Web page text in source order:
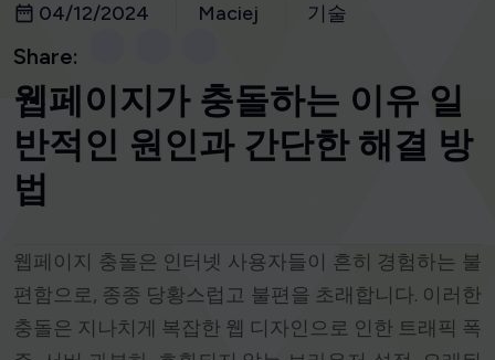
04/12/2024 Maciej 기술
Share:
웹페이지가 충돌하는 이유 일
반적인 원인과 간단한 해결 방
법
웹페이지 충돌은 인터넷 사용자들이 흔히 경험하는 불
편함으로, 종종 당황스럽고 불편을 초래합니다. 이러한
충돌은 지나치게 복잡한 웹 디자인으로 인한 트래픽 폭